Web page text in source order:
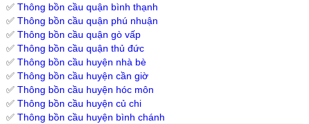
✅ Thông bồn cầu quận bình thạnh
✅ Thông bồn cầu quận phú nhuận
✅ Thông bồn cầu quận gò vấp
✅ Thông bồn cầu quận thủ đức
✅ Thông bồn cầu huyện nhà bè
✅ Thông bồn cầu huyện cần giờ
✅ Thông bồn cầu huyện hóc môn
✅ Thông bồn cầu huyện củ chi
✅ Thông bồn cầu huyện bình chánh